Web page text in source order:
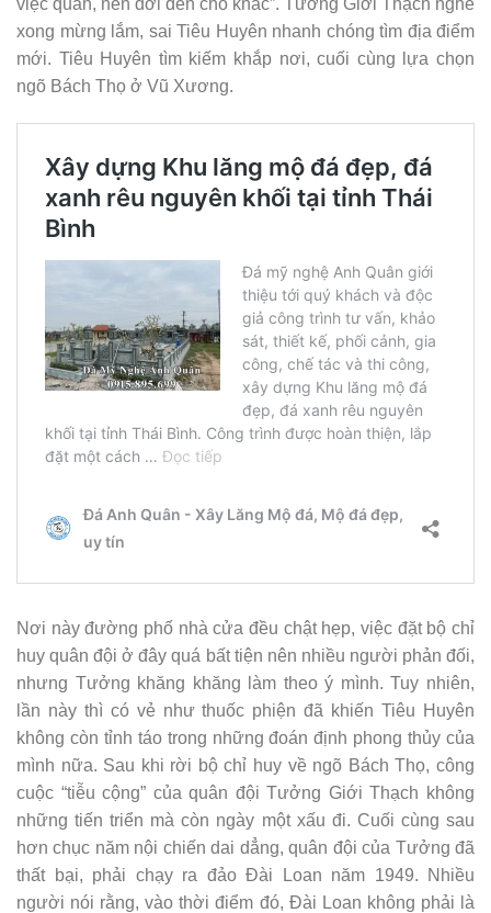
việc quân, nên dời đến chỗ khác”. Tưởng Giới Thạch nghe
xong mừng lắm, sai Tiêu Huyên nhanh chóng tìm địa điểm
mới. Tiêu Huyên tìm kiếm khắp nơi, cuối cùng lựa chọn
ngõ Bách Thọ ở Vũ Xương.
Nơi này đường phố nhà cửa đều chật hẹp, việc đặt bộ chỉ
huy quân đội ở đây quá bất tiện nên nhiều người phản đối,
nhưng Tưởng khăng khăng làm theo ý mình. Tuy nhiên,
lần này thì có vẻ như thuốc phiện đã khiến Tiêu Huyên
không còn tỉnh táo trong những đoán định phong thủy của
mình nữa. Sau khi rời bộ chỉ huy về ngõ Bách Thọ, công
cuộc “tiễu cộng” của quân đội Tưởng Giới Thạch không
những tiến triển mà còn ngày một xấu đi. Cuối cùng sau
hơn chục năm nội chiến dai dẳng, quân đội của Tưởng đã
thất bại, phải chạy ra đảo Đài Loan năm 1949. Nhiều
người nói rằng, vào thời điểm đó, Đài Loan không phải là